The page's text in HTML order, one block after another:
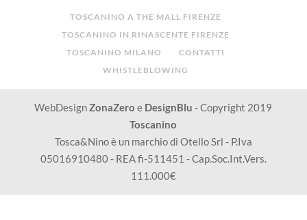
TOSCANINO A THE MALL FIRENZE
TOSCANINO IN RINASCENTE FIRENZE
TOSCANINO MILANO
CONTATTI
WHISTLEBLOWING
WebDesignZonaZero e DesignBlu - Copyright 2019
Toscanino
Tosca&Nino è un marchio di Otello Srl - P.Iva
05016910480 - REA fi-511451 - Cap.Soc.Int.Vers.
111.000€